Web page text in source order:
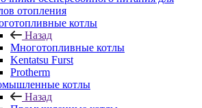
отопления
котлы
Назад
Многотопливные котлы
Kentatsu Furst
Protherm
котлы
Назад